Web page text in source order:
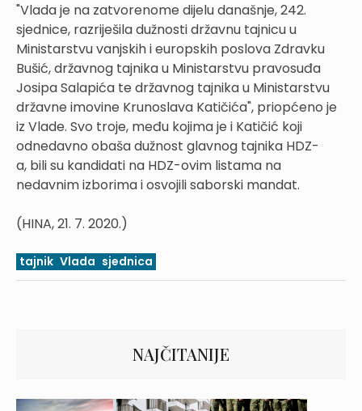
"Vlada je na zatvorenome dijelu današnje, 242.
sjednice, razriješila dužnosti državnu tajnicu u
Ministarstvu vanjskih i europskih poslova Zdravku
Bušić, državnog tajnika u Ministarstvu pravosuđa
Josipa Salapića te državnog tajnika u Ministarstvu
državne imovine Krunoslava Katičića", priopćeno je
iz Vlade. Svo troje, među kojima je i Katičić koji
odnedavno obaša dužnost glavnog tajnika HDZ-
a, bili su kandidati na HDZ-ovim listama na
nedavnim izborima i osvojili saborski mandat.
(HINA, 21. 7. 2020.)
tajnik Vlada sjednica
NAJČITANIJE